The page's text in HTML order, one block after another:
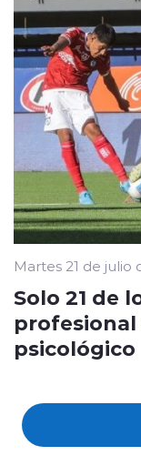
Martes 21 de julio
Solo 21 de
psicológico